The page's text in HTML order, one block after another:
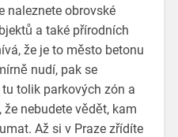
naleznete obrovské
a také přírodních
že je to město betonu
nudí, pak se
tolik parkových zón a
nebudete vědět, kam
Až si v Praze zřídíte